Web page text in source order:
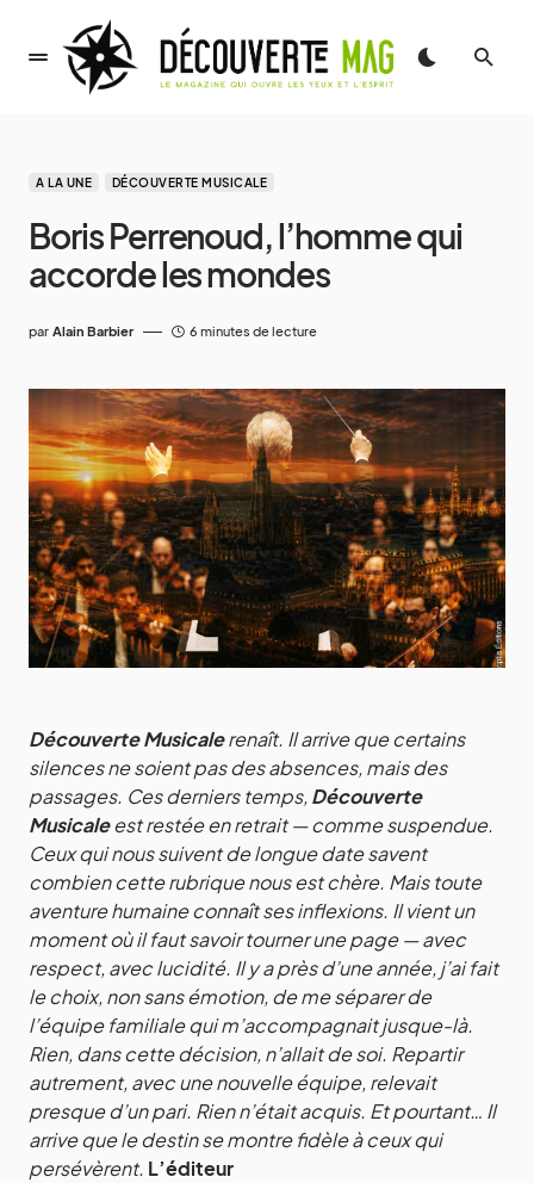
A LA UNE DÉCOUVERTE MUSICALE
Boris Perrenoud, l’homme qui
accorde les mondes
par Alain Barbier 6 minutes de lecture
Découverte Musicalerenaît. Il arrive que certains
silences ne soient pas des absences, mais des
passages. Ces derniers temps,Découverte
Musicaleest restée en retrait — comme suspendue.
Ceux qui nous suivent de longue date savent
combien cette rubrique nous est chère. Mais toute
aventure humaine connaît ses inflexions. Il vient un
moment où il faut savoir tourner une page — avec
respect, avec lucidité. Il y a près d’une année, j’ai fait
le choix, non sans émotion, de me séparer de
l’équipe familiale qui m’accompagnait jusque-là.
Rien, dans cette décision, n’allait de soi. Repartir
autrement, avec une nouvelle équipe, relevait
presque d’un pari. Rien n’était acquis. Et pourtant… Il
arrive que le destin se montre fidèle à ceux qui
persévèrent. L’éditeur